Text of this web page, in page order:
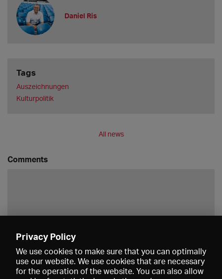
Daniel Ris
Tags
Auszeichnungen
Kulturpolitik
All news
Comments
Privacy Policy
We use cookies to make sure that you can optimally
use our website. We use cookies that are necessary
for the operation of the website. You can also allow